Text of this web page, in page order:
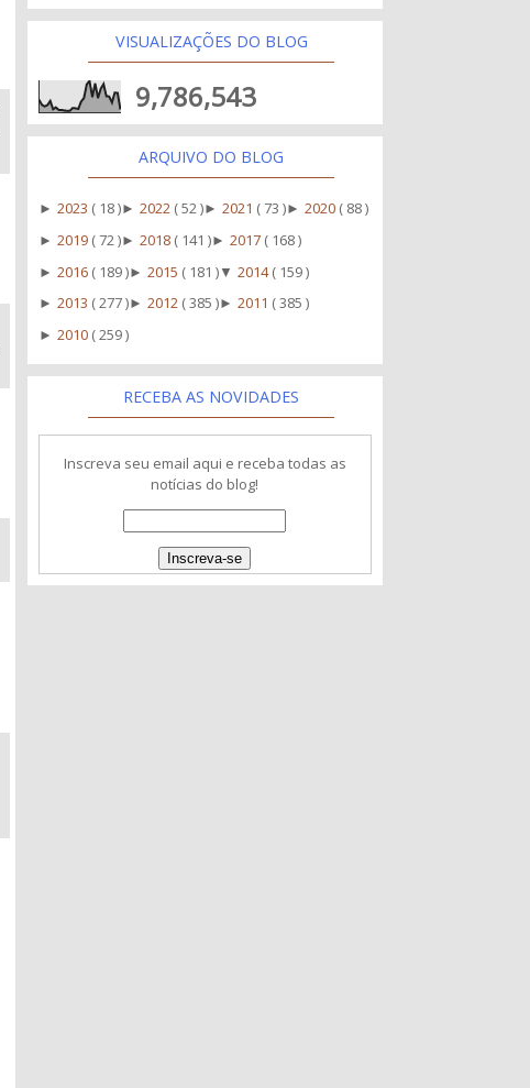
VISUALIZAÇÕES DO BLOG
9,786,543
ARQUIVO DO BLOG
►2023 ( 18 )►2022 ( 52 )►2021 ( 73 )►2020 ( 88 )
►2019 ( 72 )►2018 ( 141 )►2017 ( 168 )
►2016 ( 189 )►2015 ( 181 ) ▼2014( 159 )
►2013 ( 277 )►2012 ( 385 )►2011 ( 385 )
►2010 ( 259 )
RECEBA AS NOVIDADES
Inscreva seu email aqui e receba todas as
notícias do blog!